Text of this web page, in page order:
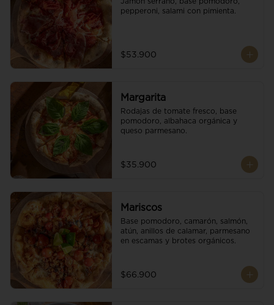
pepperoni, salami con pimienta.
$53.900
Margarita
Rodajas de tomate fresco, base
pomodoro, albahaca orgánica y
queso parmesano.
$35.900
Mariscos
Base pomodoro, camarón, salmón,
atún, anillos de calamar, parmesano
en escamas y brotes orgánicos.
$66.900